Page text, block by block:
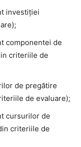
investiției
componentei de
criteriile de
de pregătire
de evaluare);
cursurilor de
criteriile de